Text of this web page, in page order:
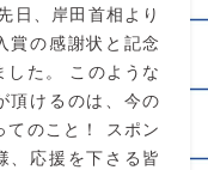
日、岸田首相より
賞の感謝状と記念
した。 このような
頂けるのは、今の
てのこと！ スポン
、応援を下さる皆